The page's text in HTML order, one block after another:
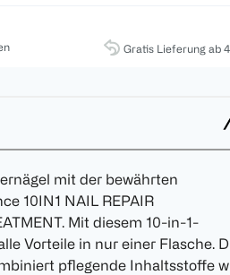
Gratis Lieferung ab
mit der bewährten
10IN1 NAIL REPAIR
Mit diesem 10-in-1-
Vorteile in nur einer Flasche.
pflegende Inhaltsstoffe